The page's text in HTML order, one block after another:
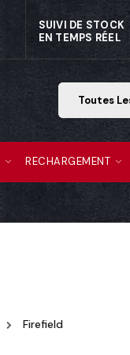
SUIVI DE STOCK
EN TEMPS RÉEL
RECHARGEMENT
Firefield